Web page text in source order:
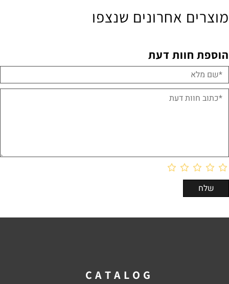
מוצרים אחרונים שנצפו
הוספת חוות דעת
C A T A L O G